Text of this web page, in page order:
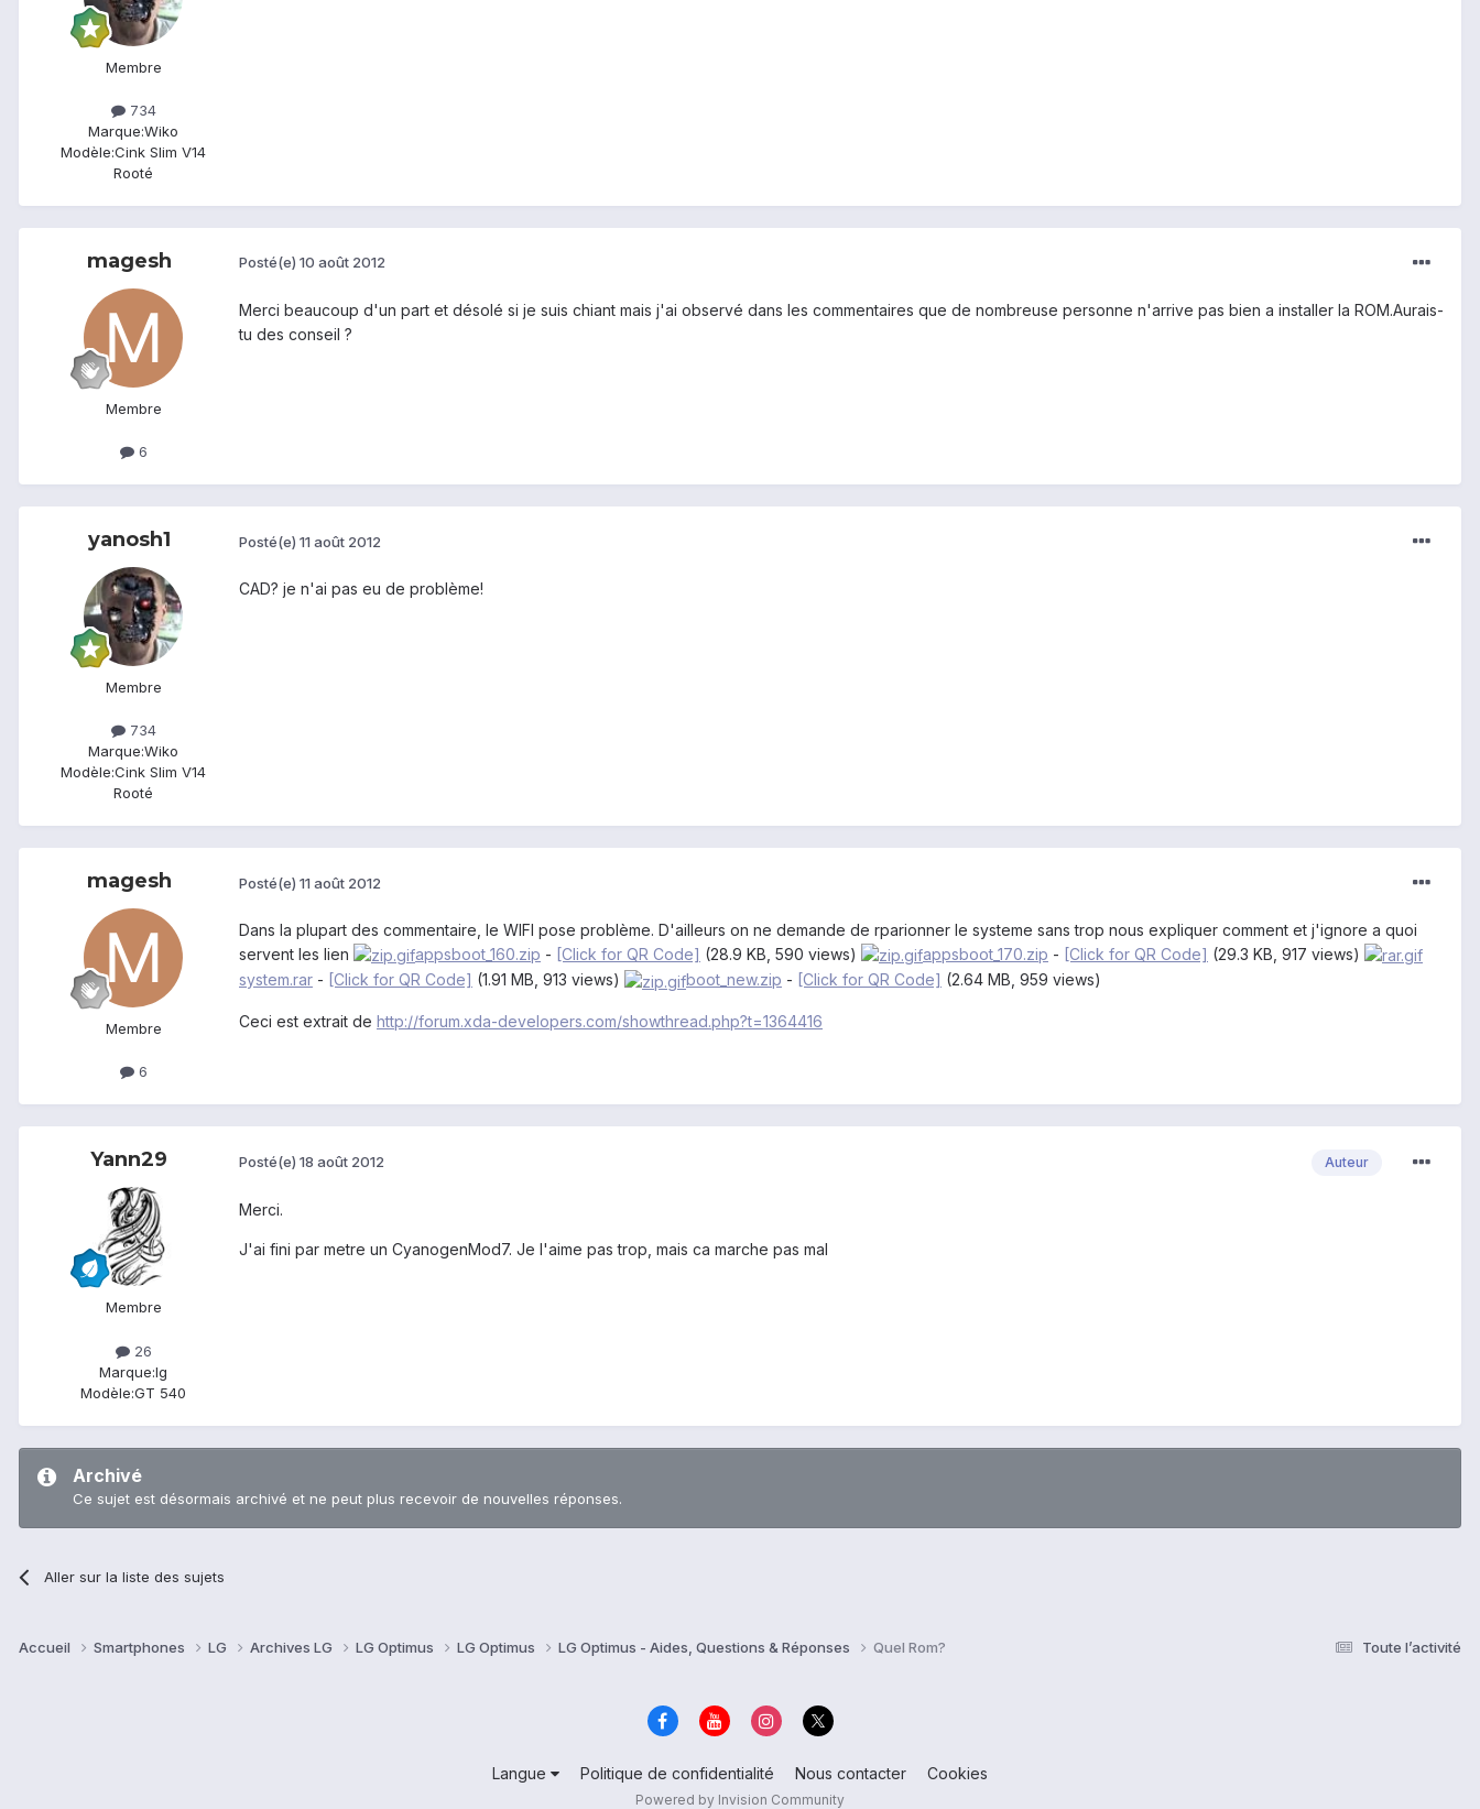
Membre
734
Marque:Wiko
Modèle:Cink Slim V14
Rooté
magesh
Membre
6
Posté(e) 10 août 2012
Merci beaucoup d'un part et désolé si je suis chiant mais j'ai observé dans les commentaires que de nombreuse personne n'arrive pas bien a installer la ROM.Aurais-
tu des conseil ?
yanosh1
Membre
734
Marque:Wiko
Modèle:Cink Slim V14
Rooté
Posté(e) 11 août 2012
CAD? je n'ai pas eu de problème!
magesh
Membre
6
Posté(e) 11 août 2012
Dans la plupart des commentaire, le WIFI pose problème. D'ailleurs on ne demande de rparionner le systeme sans trop nous expliquer comment et j'ignore a quoi
servent les lien
appsboot_160.zip - [Click for QR Code] (28.9 KB, 590 views) appsboot_170.zip - [Click for QR Code] (29.3 KB, 917 views)
system.rar - [Click for QR Code] (1.91 MB, 913 views) boot_new.zip - [Click for QR Code] (2.64 MB, 959 views)
Ceci est extrait de http://forum.xda-developers.com/showthread.php?t=1364416
Yann29
Membre
26
Marque:lg
Modèle:GT 540
Auteur
Posté(e) 18 août 2012
Merci.
J'ai fini par metre un CyanogenMod7. Je l'aime pas trop, mais ca marche pas mal
Archivé
Ce sujet est désormais archivé et ne peut plus recevoir de nouvelles réponses.
Aller sur la liste des sujets
Toute l’activité
Accueil Smartphones LG Archives LG LG Optimus LG Optimus LG Optimus - Aides, Questions & Réponses Quel Rom?
Langue Politique de confidentialité Nous contacter Cookies
Powered by Invision Community